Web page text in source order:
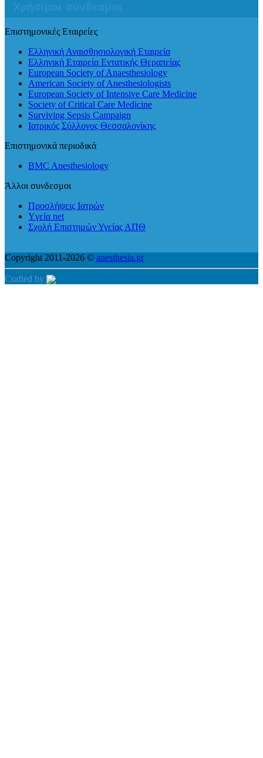
Επιστημονικές Εταιρείες
Ελληνική Αναισθησιολογική Εταιρεία
Ελληνική Εταιρεία Εντατικής Θεραπείας
European Society of Anaesthesiology
American Society of Anesthesiologists
European Society of Intensive Care Medicine
Society of Critical Care Medicine
Surviving Sepsis Campaign
Ιατρικός Σύλλογος Θεσσαλονίκης
Επιστημονικά περιοδικά
BMC Anesthesiology
Άλλοι συνδεσμοι
Προσλήψεις Ιατρών
Yγεία net
Σχολή Επιστημών Υγείας ΑΠΘ
Copyright 2011-2026 © anesthesia.gr
Crafted by